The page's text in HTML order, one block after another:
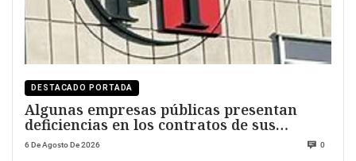
DESTACADO PORTADA
Algunas empresas públicas presentan
deficiencias en los contratos de sus
directivos
6 De Agosto De 2026 0